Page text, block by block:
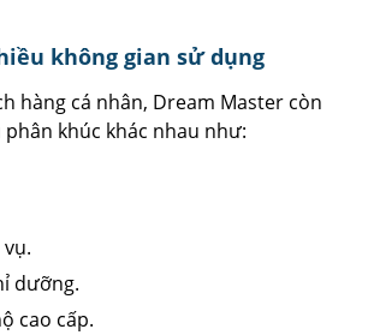
không gian sử dụng
hàng cá nhân, Dream Master còn
khúc khác nhau như:
dưỡng.
cao cấp.